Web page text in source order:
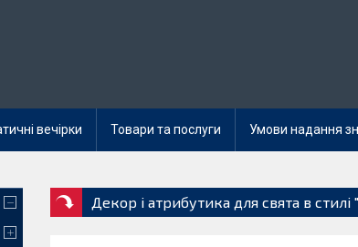
вечірки Товари та послуги Умови надання
Декор і атрибутика для свята в